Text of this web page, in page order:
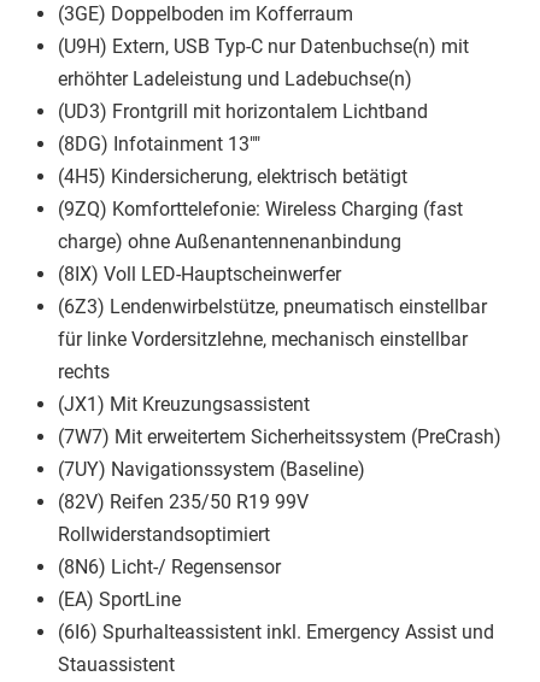
(3GE) Doppelboden im Kofferraum
(U9H) Extern, USB Typ-C nur Datenbuchse(n) mit
erhöhter Ladeleistung und Ladebuchse(n)
(UD3) Frontgrill mit horizontalem Lichtband
(8DG) Infotainment 13""
(4H5) Kindersicherung, elektrisch betätigt
(9ZQ) Komforttelefonie: Wireless Charging (fast
charge) ohne Außenantennenanbindung
(8IX) Voll LED-Hauptscheinwerfer
(6Z3) Lendenwirbelstütze, pneumatisch einstellbar
für linke Vordersitzlehne, mechanisch einstellbar
rechts
(JX1) Mit Kreuzungsassistent
(7W7) Mit erweitertem Sicherheitssystem (PreCrash)
(7UY) Navigationssystem (Baseline)
(82V) Reifen 235/50 R19 99V
Rollwiderstandsoptimiert
(8N6) Licht-/ Regensensor
(EA) SportLine
(6I6) Spurhalteassistent inkl. Emergency Assist und
Stauassistent